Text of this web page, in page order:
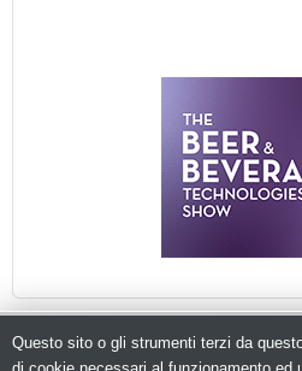
Questo sito o gli strumenti terzi da